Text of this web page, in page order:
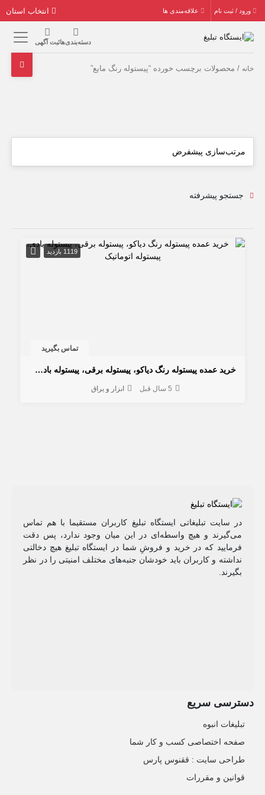
ورود / ثبت نام علاقه‌مندی ها
دسته‌بندی‌هاثبت آگهی
خانه / محصولات برچسب خورده “پیستوله رنگ مایع”
جستجو پیشرفته
1119 بازدید
تماس بگیرید
خرید عمده پیستوله رنگ دیاکو، پیستوله برقی، پیستوله بادی، پیستوله اتوماتیک
5 سال قبل ابزار و یراق
در سایت تبلیغاتی ایستگاه تبلیغ کاربران مستقیما با هم تماس
می‌گیرند و هیچ واسطه‌ای در این میان وجود ندارد، پس دقت
فرمایید که در خرید و فروشِ شما در ایستگاه تبلیغ هیچ دخالتی
نداشته و کاربران باید خودشان جنبه‌های مختلف امنیتی را در نظر
بگیرند.
دسترسی سریع
تبلیغات انبوه
صفحه اختصاصی کسب و کار شما
طراحی سایت :‌ ققنوس پارس
قوانین و مقررات